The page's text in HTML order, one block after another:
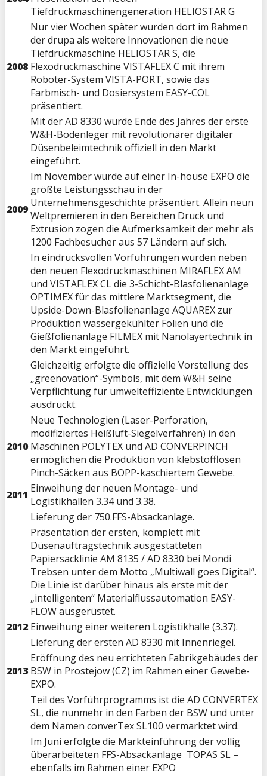
Tiefdruckmaschinengeneration HELIOSTAR G
2008
Nur vier Wochen später wurden dort im Rahmen
der drupa als weitere Innovationen die neue
Tiefdruckmaschine HELIOSTAR S, die
Flexodruckmaschine VISTAFLEX C mit ihrem
Roboter-System VISTA-PORT, sowie das
Farbmisch- und Dosiersystem EASY-COL
präsentiert.
Mit der AD 8330 wurde Ende des Jahres der erste
W&H-Bodenleger mit revolutionärer digitaler
Düsenbeleimtechnik offiziell in den Markt
eingeführt.
2009
Im November wurde auf einer In-house EXPO die
größte Leistungsschau in der
Unternehmensgeschichte präsentiert. Allein neun
Weltpremieren in den Bereichen Druck und
Extrusion zogen die Aufmerksamkeit der mehr als
1200 Fachbesucher aus 57 Ländern auf sich.
In eindrucksvollen Vorführungen wurden neben
den neuen Flexodruckmaschinen MIRAFLEX AM
und VISTAFLEX CL die 3-Schicht-Blasfolienanlage
OPTIMEX für das mittlere Marktsegment, die
Upside-Down-Blasfolienanlage AQUAREX zur
Produktion wassergekühlter Folien und die
Gießfolienanlage FILMEX mit Nanolayertechnik in
den Markt eingeführt.
Gleichzeitig erfolgte die offizielle Vorstellung des
„greenovation“-Symbols, mit dem W&H seine
Verpflichtung für umwelteffiziente Entwicklungen
ausdrückt.
2010
Neue Technologien (Laser-Perforation,
modifiziertes Heißluft-Siegelverfahren) in den
Maschinen POLYTEX und AD CONVERPINCH
ermöglichen die Produktion von klebstofflosen
Pinch-Säcken aus BOPP-kaschiertem Gewebe.
2011 Einweihung der neuen Montage- und
Logistikhallen 3.34 und 3.38.
Lieferung der 750.FFS-Absackanlage.
Präsentation der ersten, komplett mit
Düsenauftragstechnik ausgestatteten
Papiersacklinie AM 8135 / AD 8330 bei Mondi
Trebsen unter dem Motto „Multiwall goes Digital“.
Die Linie ist darüber hinaus als erste mit der
„intelligenten“ Materialflussautomation EASY-
FLOW ausgerüstet.
2012 Einweihung einer weiteren Logistikhalle (3.37).
Lieferung der ersten AD 8330 mit Innenriegel.
2013
Eröffnung des neu errichteten Fabrikgebäudes der
BSW in Prostejow (CZ) im Rahmen einer Gewebe-
EXPO.
Teil des Vorführprogramms ist die AD CONVERTEX
SL, die nunmehr in den Farben der BSW und unter
dem Namen converTex SL100 vermarktet wird.
Im Juni erfolgte die Markteinführung der völlig
überarbeiteten FFS-Absackanlage TOPAS SL –
ebenfalls im Rahmen einer EXPO